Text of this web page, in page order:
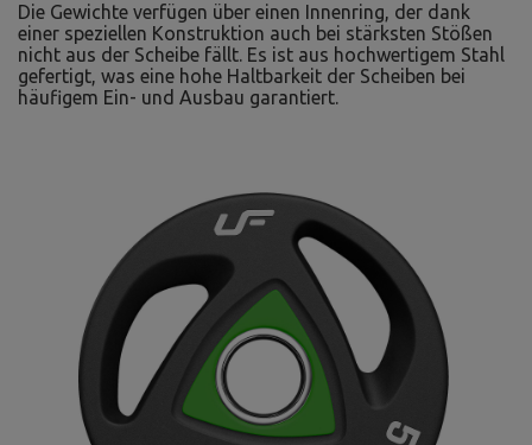
Die Gewichte verfügen über einen Innenring, der dank
einer speziellen Konstruktion auch bei stärksten Stößen
nicht aus der Scheibe fällt. Es ist aus hochwertigem Stahl
gefertigt, was eine hohe Haltbarkeit der Scheiben bei
häufigem Ein- und Ausbau garantiert.